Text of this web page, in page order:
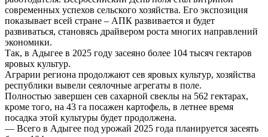
современных успехов сельского хозяйства. Его экспозиция
показывает всей стране – АПК развивается и будет
развиваться, становясь драйвером роста многих направлений
экономики.
Так, в Адыгее в 2025 году засеяно более 104 тысяч гектаров
яровых культур.
Аграрии региона продолжают сев яровых культур, хозяйства
республики вывели сеялочные агрегаты в поле.
Полностью завершен сев сахарной свеклы на 562 гектарах,
кроме того, на 43 га посажен картофель, в летнее время
посадка этой культуры будет продолжена.
— Всего в Адыгее под урожай 2025 года планируется засеять